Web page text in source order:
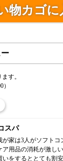
物カゴに
す。
）
スパ
が家は3人がソフトコ
ア用品の消耗が激し
いをするととても割